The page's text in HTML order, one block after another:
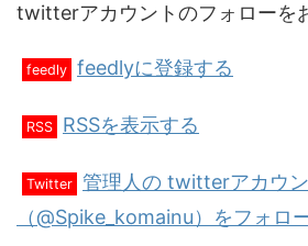
twitterアカウントのフォローを
feedly feedlyに登録する
RSS RSSを表示する
Twitter 管理人の twitterアカウ
（@Spike_komainu）をフォロ